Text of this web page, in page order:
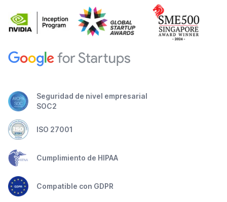
Seguridad de nivel empresarial
SOC2
ISO 27001
Cumplimiento de HIPAA
Compatible con GDPR